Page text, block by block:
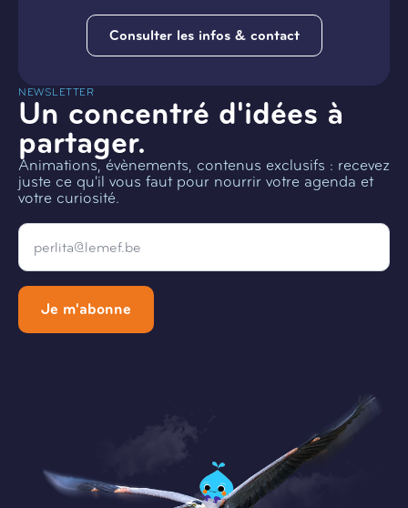
Consulter les infos & contact
NEWSLETTER
Un concentré d'idées à
partager.
Animations, évènements, contenus exclusifs : recevez
juste ce qu'il vous faut pour nourrir votre agenda et
votre curiosité.
Email
Je m'abonne